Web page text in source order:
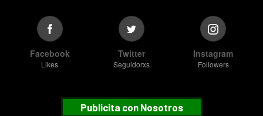
Facebook
Likes
Twitter
Seguidorxs
Instagram
Followers
Publicita con Nosotros